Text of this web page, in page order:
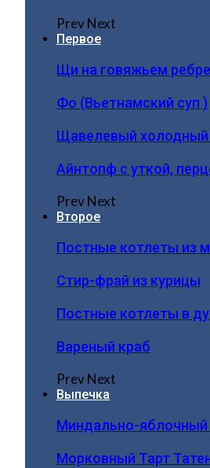
PrevNext
Первое
Щи на говяжьем
Фо (Вьетнамский суп )
Щавелевый холодный
Айнтопф с уткой,
PrevNext
Второе
Постные котлеты из
Стир-фрай из курицы
Постные котлеты в
Вареный краб
PrevNext
Выпечка
Миндально-яблочный
Морковный Тарт